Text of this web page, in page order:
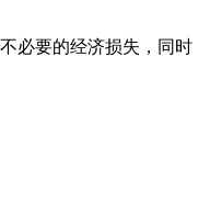
必要的经济损失，同时